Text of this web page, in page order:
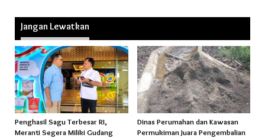
Jangan Lewatkan
Penghasil Sagu Terbesar RI,
Meranti Segera Miliki Gudang
Dinas Perumahan dan Kawasan
Permukiman Juara Pengembalian